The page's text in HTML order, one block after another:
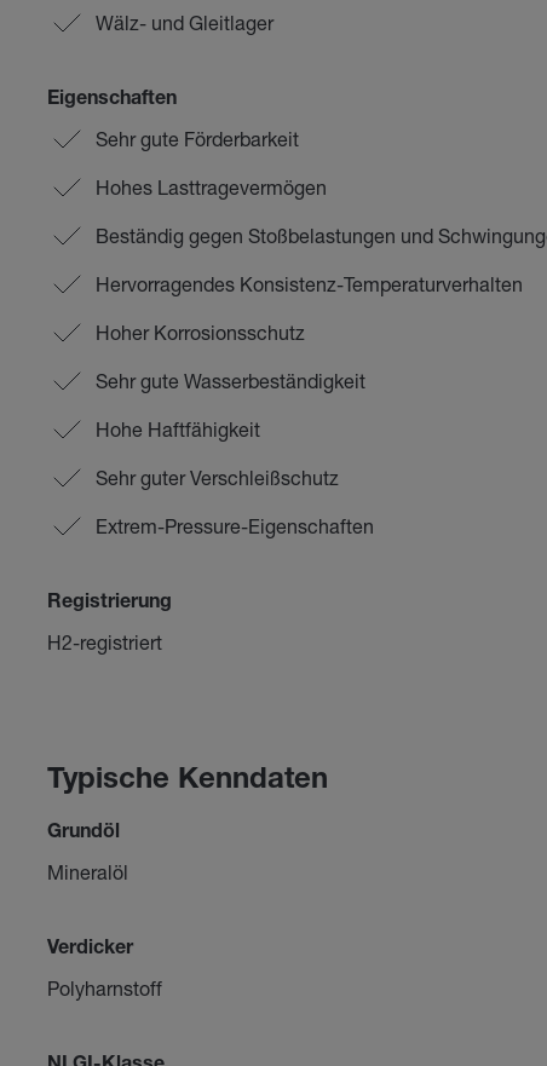
Wälz- und Gleitlager
Eigenschaften
Sehr gute Förderbarkeit
Hohes Lasttragevermögen
Beständig gegen Stoßbelastungen und
Hervorragendes Konsistenz-Temperaturverhalten
Hoher Korrosionsschutz
Sehr gute Wasserbeständigkeit
Hohe Haftfähigkeit
Sehr guter Verschleißschutz
Extrem-Pressure-Eigenschaften
Registrierung
H2-registriert
Typische Kenndaten
Grundöl
Mineralöl
Verdicker
Polyharnstoff